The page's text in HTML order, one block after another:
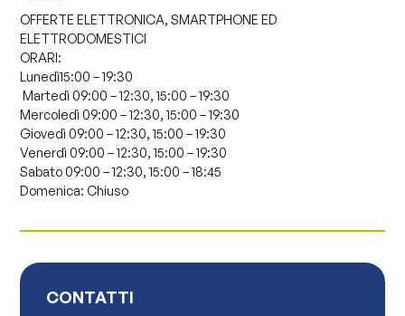
OFFERTE ELETTRONICA, SMARTPHONE ED
ELETTRODOMESTICI
ORARI:
Lunedì15:00 – 19:30
Martedì09:00 – 12:30,15:00 – 19:30
Mercoledì09:00 – 12:30,15:00 – 19:30
Giovedì09:00 – 12:30,15:00 – 19:30
Venerdì09:00 – 12:30,15:00 – 19:30
Sabato09:00 – 12:30,15:00 – 18:45
Domenica: Chiuso
CONTATTI